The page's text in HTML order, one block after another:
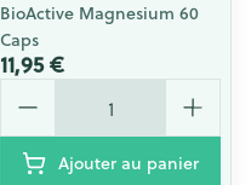
BioActive Magnesium 60
Caps
11,95 €
Quantité
Ajouter au panier